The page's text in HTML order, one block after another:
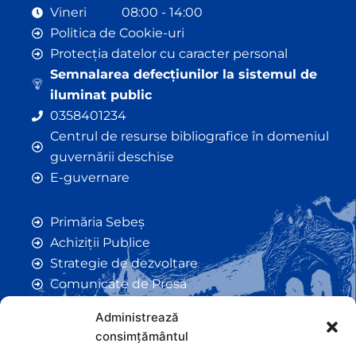
Administrează
consimțământul
Vineri 08:00 - 14:00
Politica de Cookie-uri
Protecția datelor cu caracter personal
Semnalarea defecțiunilor la sistemul de
iluminat public
0358401234
Centrul de resurse bibliografice în domeniul
guvernării deschise
E-guvernare
Primăria Sebeș
Achiziții Publice
Strategie de dezvoltare
Comunicate de Presă
Anunțuri